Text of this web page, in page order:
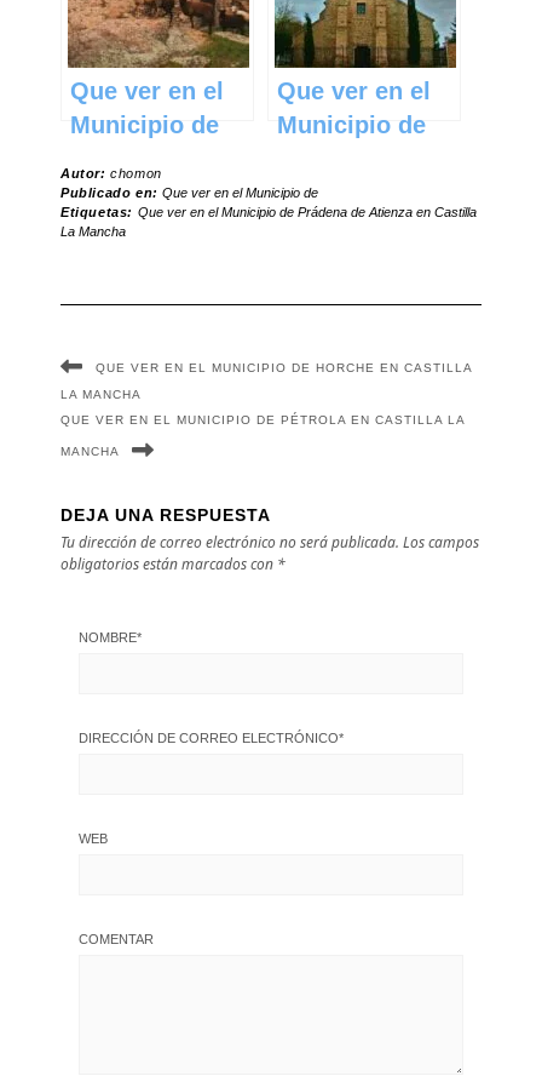
Que ver en el
Municipio de
Castilla La
Mancha
Que ver en el
Municipio de
Calatrava en
Autor:chomon
Publicado en:Que ver en el Municipio de
Etiquetas: Que ver en el Municipio de Prádena de Atienza en Castilla
La Mancha
QUE VER EN EL MUNICIPIO DE HORCHE EN CASTILLA
LA MANCHA
QUE VER EN EL MUNICIPIO DE PÉTROLA EN CASTILLA LA
MANCHA
DEJA UNA RESPUESTA
Tu dirección de correo electrónico no será publicada. Los campos
obligatorios están marcados con *
NOMBRE*
DIRECCIÓN DE CORREO ELECTRÓNICO*
WEB
COMENTAR